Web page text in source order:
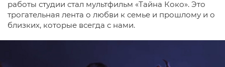
работы студии стал мультфильм «Тайна Коко». Это
трогательная лента о любви к семье и прошлому и о
близких, которые всегда с нами.